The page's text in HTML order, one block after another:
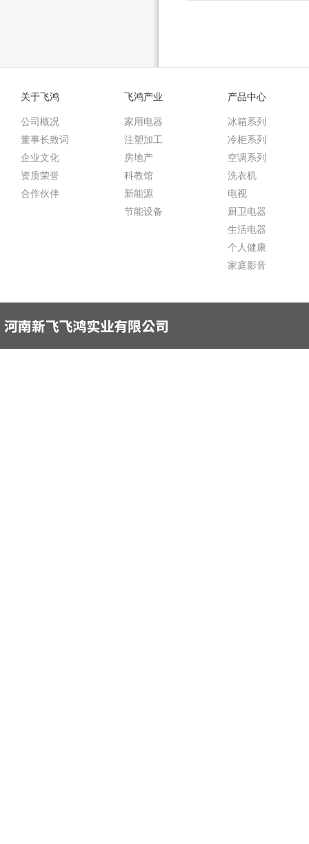
关于飞鸿
公司概况
董事长致词
企业文化
资质荣誉
合作伙伴
飞鸿产业
家用电器
注塑加工
房地产
科教馆
新能源
节能设备
产品中心
冰箱系列
冷柜系列
空调系列
洗衣机
电视
厨卫电器
生活电器
个人健康
家庭影音